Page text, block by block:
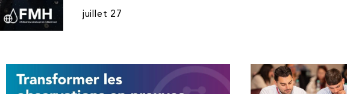
dominicaine connaissaient l’hémophilie, ce qui
une dose inférieure à celle prescrite. À cause de
fréquemment des saignements, manquait l’école,
juillet 27